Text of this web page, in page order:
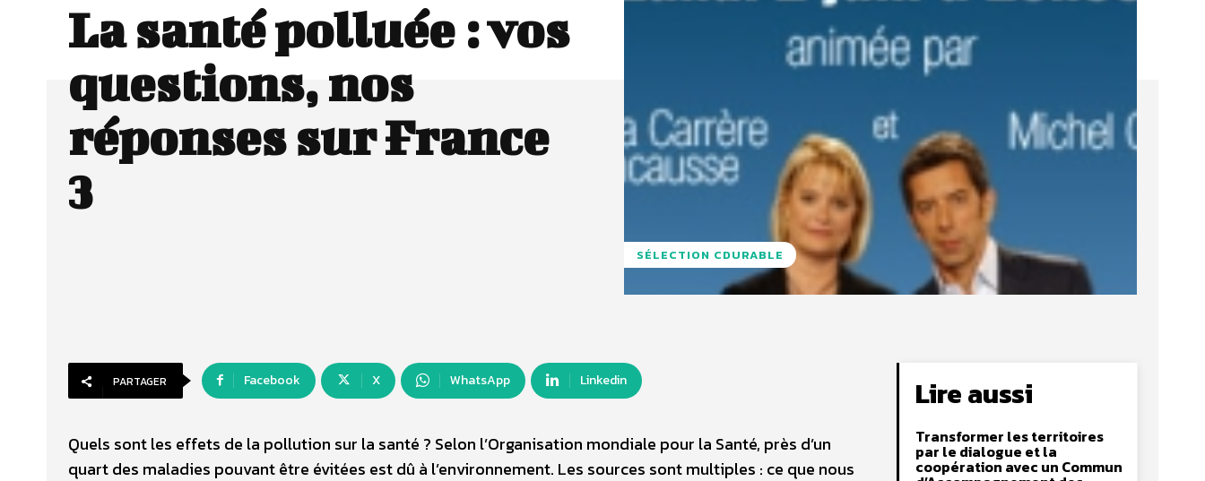
La santé polluée : vos
questions, nos
réponses sur France
3
SÉLECTION CDURABLE
PARTAGER Facebook X WhatsApp Linkedin
Quels sont les effets de la pollution sur la santé ? Selon l’Organisation mondiale pour la Santé, près d’un
quart des maladies pouvant être évitées est dû à l’environnement. Les sources sont multiples : ce que nous
Lire aussi
Transformer les territoires
par le dialogue et la
coopération avec un Commun